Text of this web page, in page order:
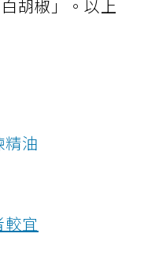
胡椒」。以上
精油
宜